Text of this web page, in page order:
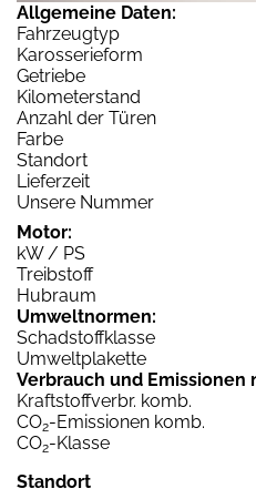
Allgemeine Daten:
Fahrzeugtyp
Karosserieform
Getriebe
Kilometerstand
Anzahl der Türen
Farbe
Standort
Lieferzeit
Unsere Nummer
Motor:
kW / PS
Treibstoff
Hubraum
Umweltnormen:
Schadstoffklasse
Umweltplakette
Verbrauch und Emissionen
Kraftstoffverbr. komb.
CO2-Emissionen komb.
CO2-Klasse
Standort